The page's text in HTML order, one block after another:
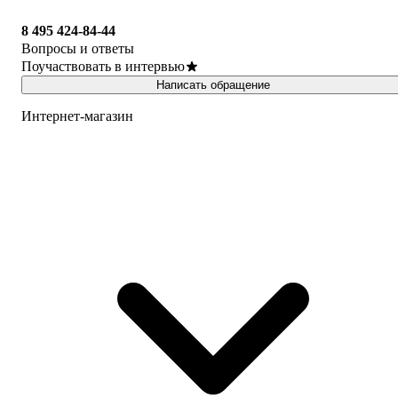
8 495 424-84-44
Вопросы и ответы
Поучаствовать в интервью
Написать обращение
Интернет-магазин